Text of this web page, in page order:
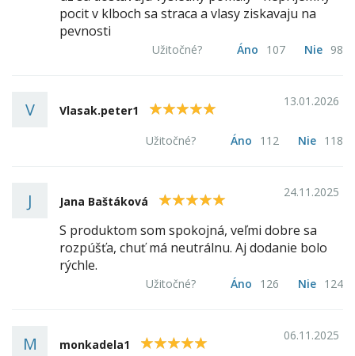
pocit v klboch sa straca a vlasy ziskavaju na
pevnosti
Užitočné? Áno 107 Nie 98
V Vlasak.peter1 5
13.01.2026
Užitočné? Áno 112 Nie 118
J Jana Baštáková 5
24.11.2025
S produktom som spokojná, veľmi dobre sa
rozpúšťa, chuť má neutrálnu. Aj dodanie bolo
rýchle.
Užitočné? Áno 126 Nie 124
M monkadela1 5
06.11.2025